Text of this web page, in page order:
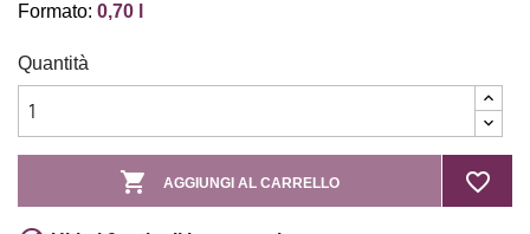
Formato: 0,70 l
Quantità
 AGGIUNGI AL CARRELLO favorite_border